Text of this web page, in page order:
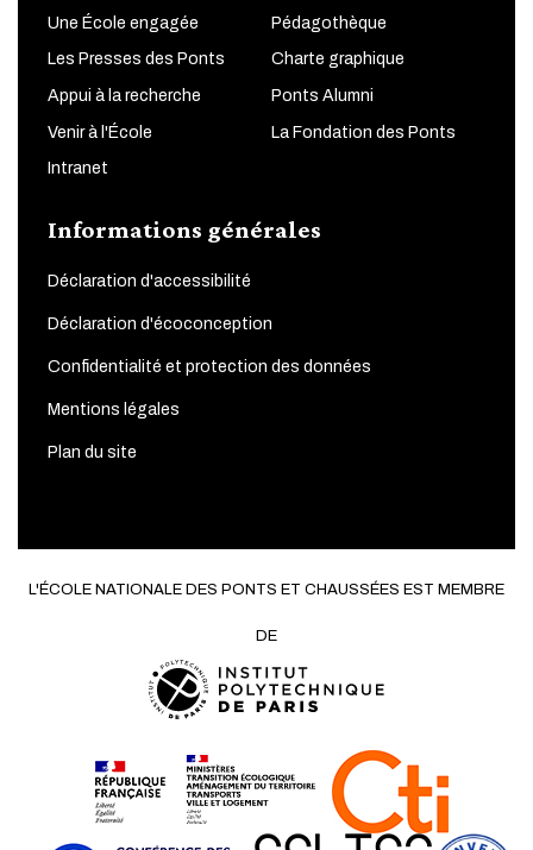
Une École engagée Pédagothèque
Les Presses des Ponts Charte graphique
Appui à la recherche Ponts Alumni
Venir à l'École La Fondation des Ponts
Intranet
Informations générales
Déclaration d'accessibilité
Déclaration d'écoconception
Confidentialité et protection des données
Mentions légales
Plan du site
L'ÉCOLE NATIONALE DES PONTS ET CHAUSSÉES EST MEMBRE
DE